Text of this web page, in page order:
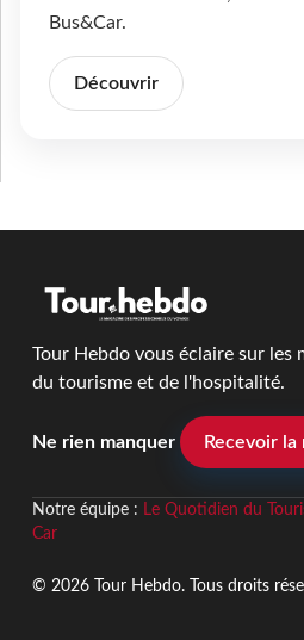
Bus&Car.
Découvrir
Tour Hebdo vous éclaire sur les
du tourisme et de l'hospitalité.
Ne rien manquer Recevoir
Notre équipe : Le Quotidien du
Car
© 2026 Tour Hebdo. Tous droits